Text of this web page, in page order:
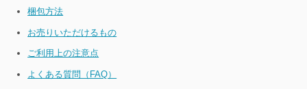
梱包方法
お売りいただけるもの
ご利用上の注意点
よくある質問（FAQ）